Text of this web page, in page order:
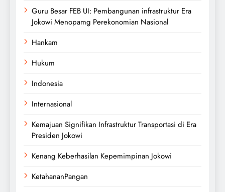
Guru Besar FEB UI: Pembangunan infrastruktur Era
Jokowi Menopamg Perekonomian Nasional
Hankam
Hukum
Indonesia
Internasional
Kemajuan Signifikan Infrastruktur Transportasi di Era
Presiden Jokowi
Kenang Keberhasilan Kepemimpinan Jokowi
KetahananPangan